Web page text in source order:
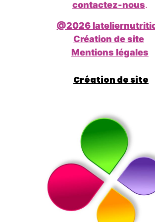
contactez-nous.
@2026
Création de site
Mentions légales
Création de site